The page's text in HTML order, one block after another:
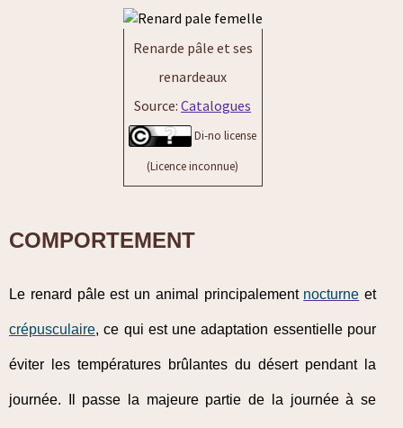
Renarde pâle et ses
renardeaux
Source: Catalogues
Di-no license
(Licence inconnue)
COMPORTEMENT
Le renard pâle est un animal principalement nocturne et
crépusculaire, ce qui est une adaptation essentielle pour
éviter les températures brûlantes du désert pendant la
journée. Il passe la majeure partie de la journée à se